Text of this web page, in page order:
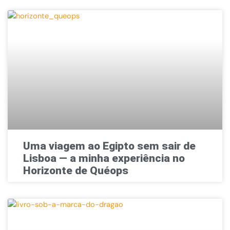
Uma viagem ao Egipto sem sair de
Lisboa — a minha experiência no
Horizonte de Quéops